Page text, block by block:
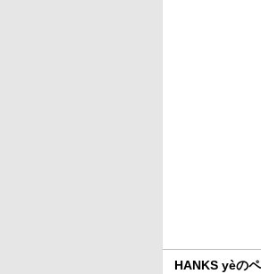
HANKS yèの